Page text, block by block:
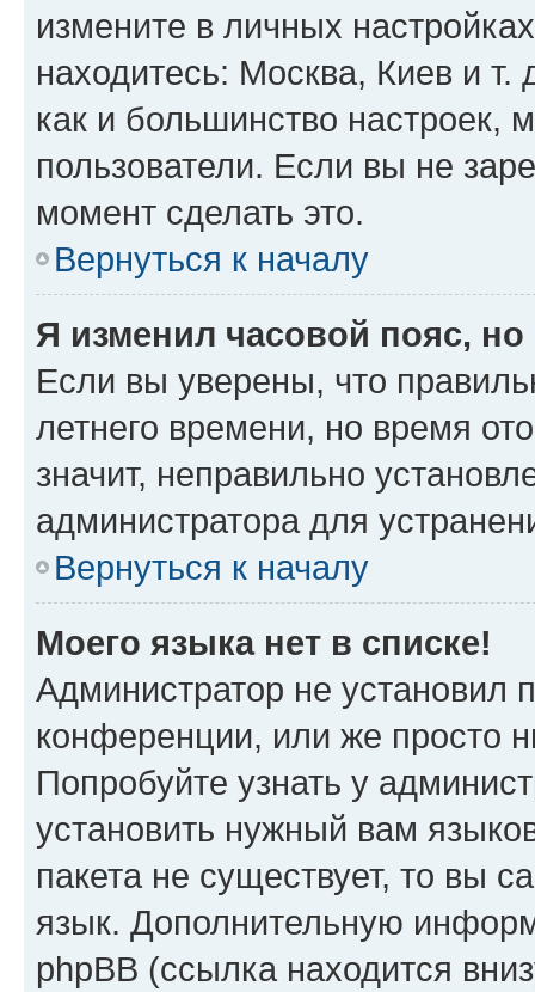
измените в личных
находитесь: Москва, Киев и т.
как и большинство настроек,
пользователи. Если вы не
момент сделать это.
Вернуться к началу
Я изменил часовой пояс,
Если вы уверены, что
летнего времени, но время
значит, неправильно
администратора для
Вернуться к началу
Моего языка нет в списке!
Администратор не установил
конференции, или же просто
Попробуйте узнать у
установить нужный вам
пакета не существует, то вы
язык. Дополнительную
phpBB (ссылка находится